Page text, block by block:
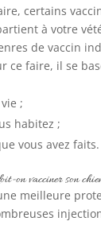
certains
à votre
de vaccin
ce faire, il se
;
habitez ;
vous avez faits.
on vacciner son
meilleure